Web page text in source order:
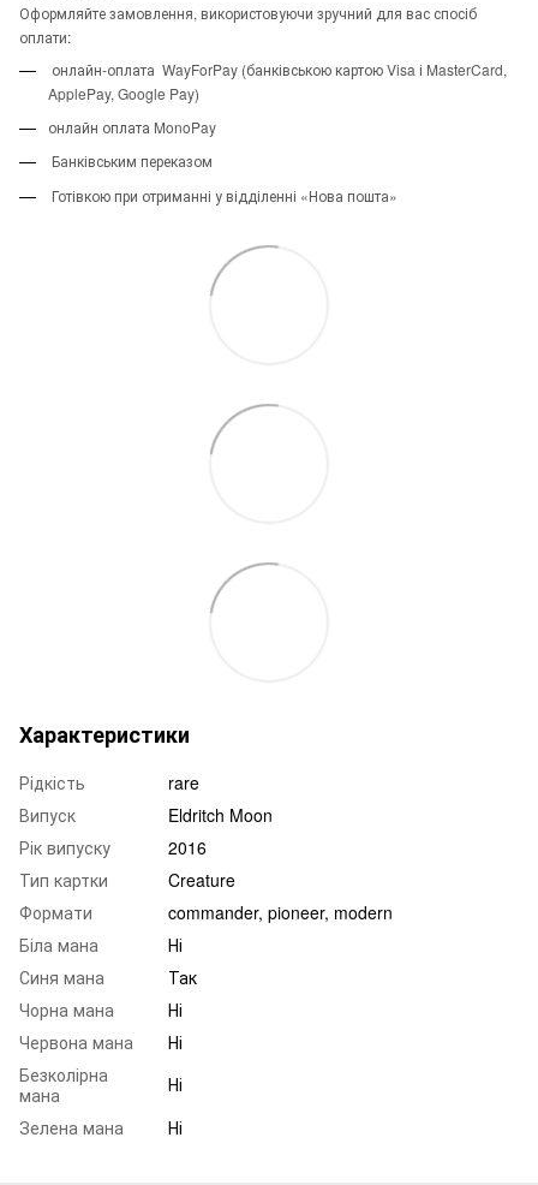
Оформляйте замовлення, використовуючи зручний для вас спосіб
оплати:
онлайн-оплата WayForPay (банківською картою Visa і MasterCard,
ApplePay, Google Pay)
онлайн оплата MonoPay
Банківським переказом
Готівкою при отриманні у відділенні «Нова пошта»
Характеристики
Рідкість
rare
Випуск
Eldritch Moon
Рік випуску
2016
Тип картки
Creature
Формати
commander, pioneer, modern
Біла мана
Ні
Синя мана
Так
Чорна мана
Ні
Червона мана
Ні
Безколірна
мана
Ні
Зелена мана
Ні